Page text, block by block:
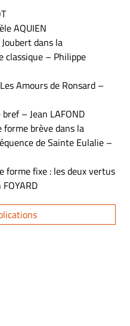
AQUIEN
dans la
classique – Philippe
Amours de Ronsard –
– Jean LAFOND
forme brève dans la
de Sainte Eulalie –
forme fixe : les deux vertus